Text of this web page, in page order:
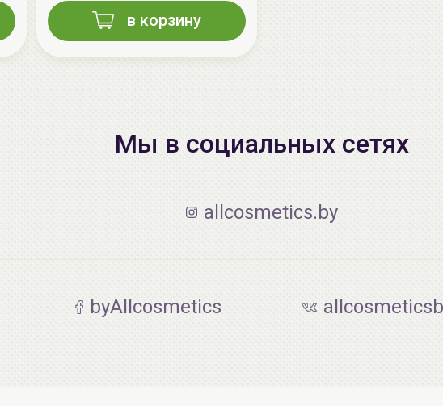
в корзину
Мы в социальных сетях
allcosmetics.by
byAllcosmetics